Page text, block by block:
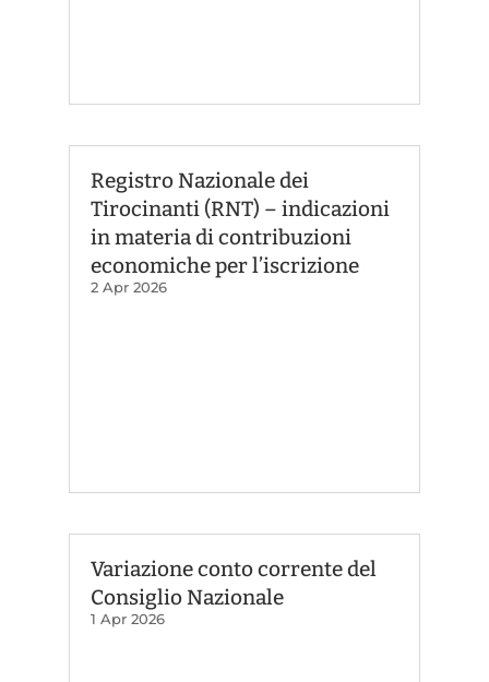
Registro Nazionale dei
Tirocinanti (RNT) – indicazioni
in materia di contribuzioni
economiche per l’iscrizione
2 Apr 2026
Variazione conto corrente del
Consiglio Nazionale
1 Apr 2026